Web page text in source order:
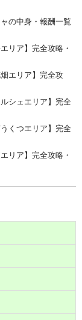
の中身・報酬一覧
リア】完全攻略・
エリア】完全攻
シェエリア】完全
くつエリア】完全
リア】完全攻略・